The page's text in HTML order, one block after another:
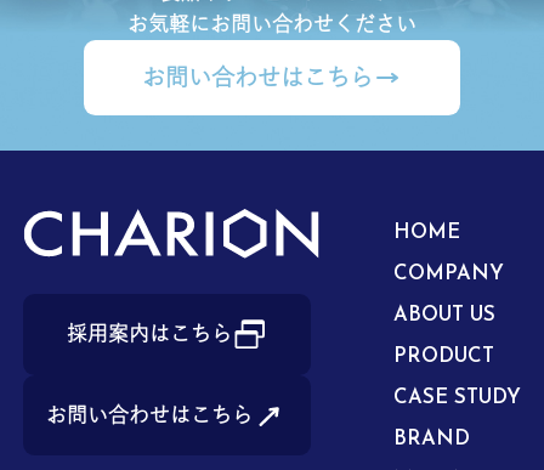
お気軽にお問い合わせください
お問い合わせはこちら
採用案内はこちら
お問い合わせはこちら
HOME
COMPANY
ABOUT US
PRODUCT
CASE STUDY
BRAND